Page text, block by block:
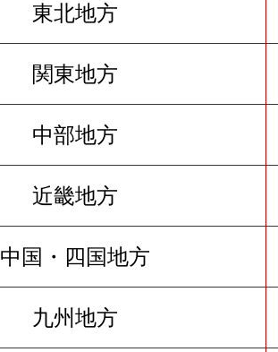
東北地方
関東地方
中部地方
近畿地方
中国・四国地方
九州地方